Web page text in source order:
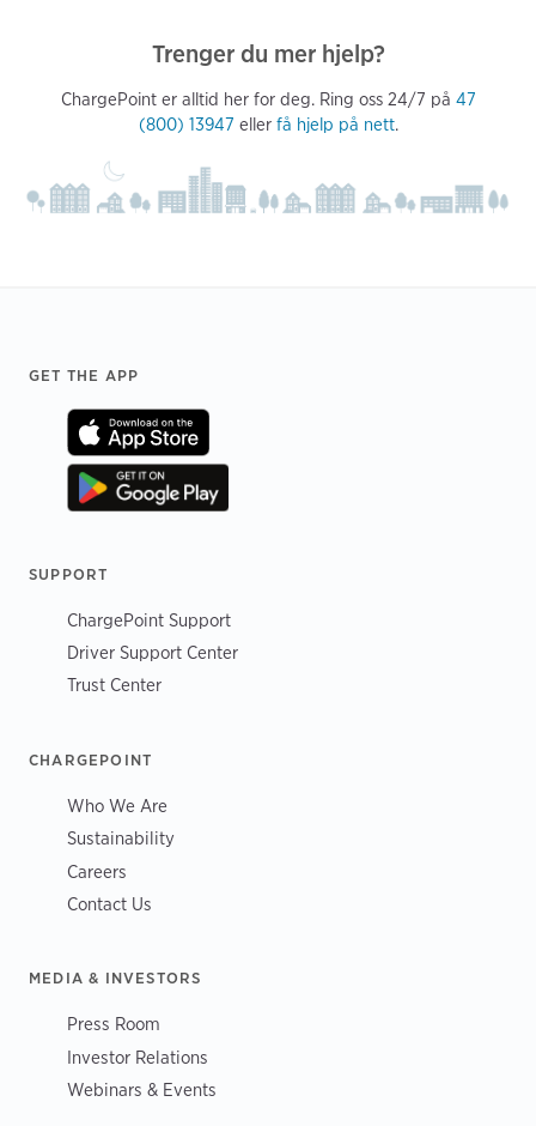
Trenger du mer hjelp?
ChargePoint er alltid her for deg. Ring oss 24/7 på 47
(800) 13947 eller få hjelp på nett.
Footer
GET THE APP
SUPPORT
ChargePoint Support
Driver Support Center
Trust Center
CHARGEPOINT
Who We Are
Sustainability
Careers
Contact Us
MEDIA & INVESTORS
Press Room
Investor Relations
Webinars & Events